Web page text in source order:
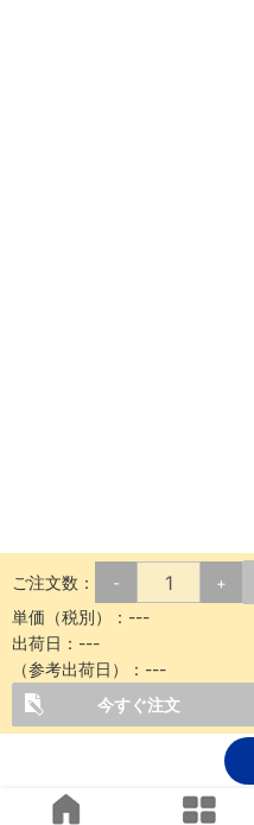
ご注文数： - +
単価（税別）： ---
出荷日： ---
（参考出荷日）： ---
今すぐ注文